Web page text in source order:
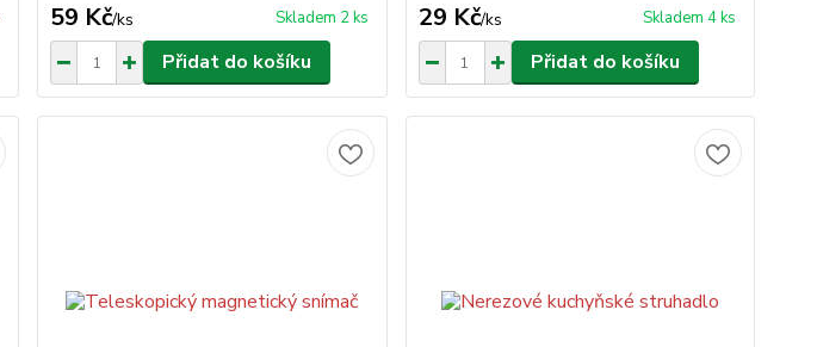
59 Kč/ks Skladem 2 ks
Přidat do košíku
29 Kč/ks Skladem 4 ks
Přidat do košíku